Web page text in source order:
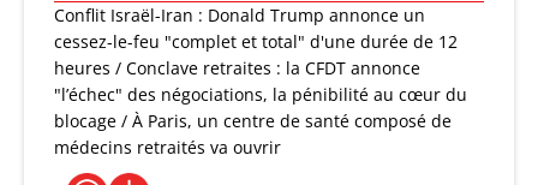
Conflit Israël-Iran : Donald Trump annonce un
cessez-le-feu "complet et total" d'une durée de 12
heures / Conclave retraites : la CFDT annonce
"l’échec" des négociations, la pénibilité au cœur du
blocage / À Paris, un centre de santé composé de
médecins retraités va ouvrir